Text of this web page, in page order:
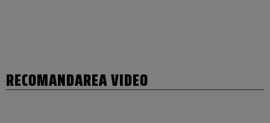
RECOMANDAREA VIDEO